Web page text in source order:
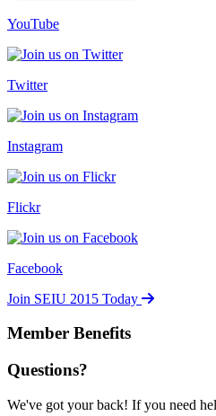
YouTube
Twitter
Instagram
Flickr
Facebook
Join SEIU 2015 Today
Member Benefits
Questions?
We've got your back! If you need